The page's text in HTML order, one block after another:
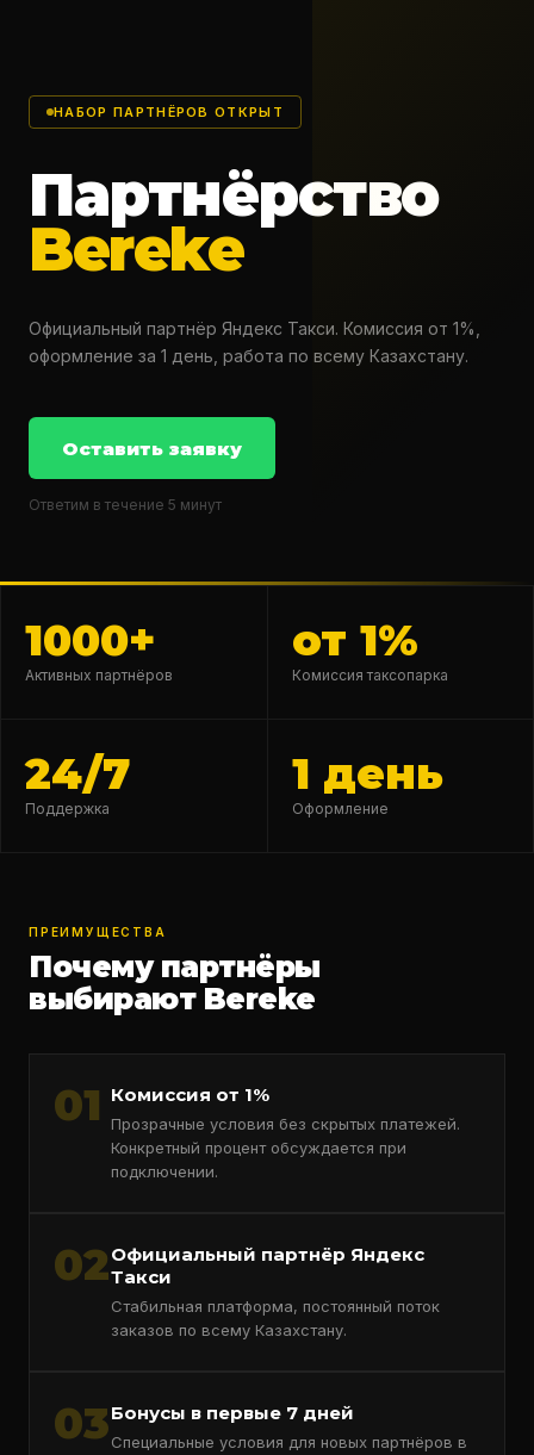
НАБОР ПАРТНЁРОВ ОТКРЫТ
Партнёрство
Bereke
Официальный партнёр Яндекс Такси. Комиссия от 1%,
оформление за 1 день, работа по всему Казахстану.
Оставить заявку
Ответим в течение 5 минут
1000+
Активных партнёров
от 1%
Комиссия таксопарка
24/7
Поддержка
1 день
Оформление
ПРЕИМУЩЕСТВА
Почему партнёры
выбирают Bereke
01 Комиссия от 1%
Прозрачные условия без скрытых платежей.
Конкретный процент обсуждается при
подключении.
02Официальный партнёр Яндекс
Такси
Стабильная платформа, постоянный поток
заказов по всему Казахстану.
03Бонусы в первые 7 дней
Специальные условия для новых партнёров в